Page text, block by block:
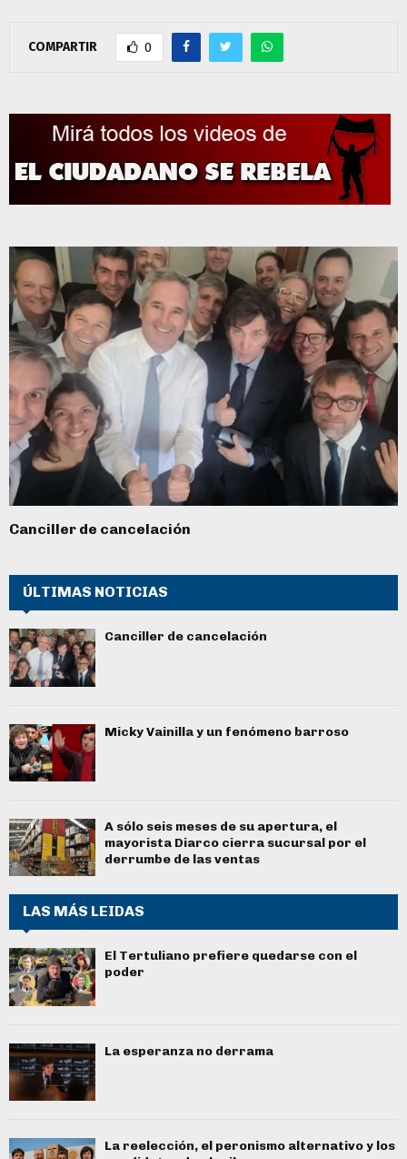
COMPARTIR 0
Canciller de cancelación
ÚLTIMAS NOTICIAS
Canciller de cancelación
Micky Vainilla y un fenómeno barroso
A sólo seis meses de su apertura, el
mayorista Diarco cierra sucursal por el
derrumbe de las ventas
LAS MÁS LEIDAS
El Tertuliano prefiere quedarse con el
poder
La esperanza no derrama
La reelección, el peronismo alternativo y los